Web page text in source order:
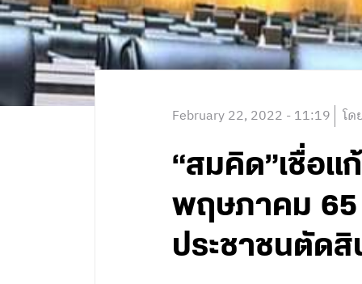
February 22, 2022 - 11:19 โด
“สมคิด”เชื่อแ
พฤษภาคม 65
ประชาชนตัด